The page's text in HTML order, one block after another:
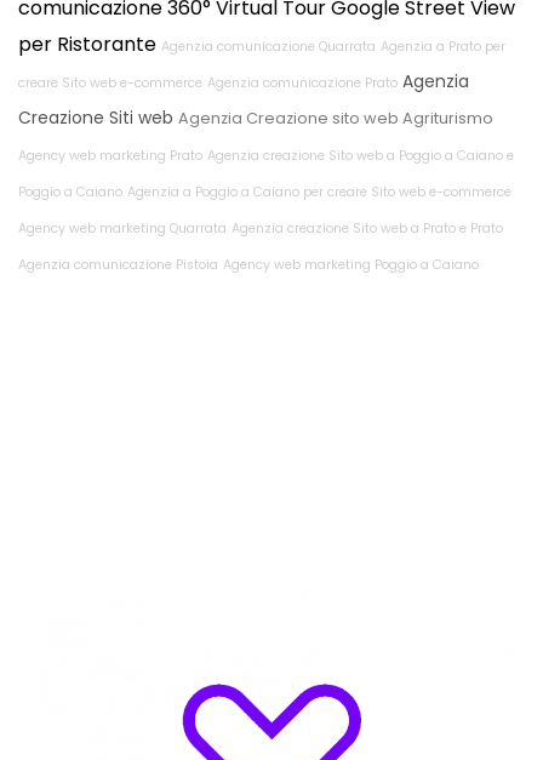
comunicazione360° Virtual Tour Google Street View
per Ristorante Agenzia comunicazione Quarrata Agenzia a Prato per
creare Sito web e-commerce Agenzia comunicazione Prato Agenzia
Creazione Siti web Agenzia Creazione sito web Agriturismo
Agency web marketing Prato Agenzia creazione Sito web a Poggio a Caiano e
Poggio a Caiano Agenzia a Poggio a Caiano per creare Sito web e-commerce
Agency web marketing Quarrata Agenzia creazione Sito web a Prato e Prato
Agenzia comunicazione Pistoia Agency web marketing Poggio a Caiano